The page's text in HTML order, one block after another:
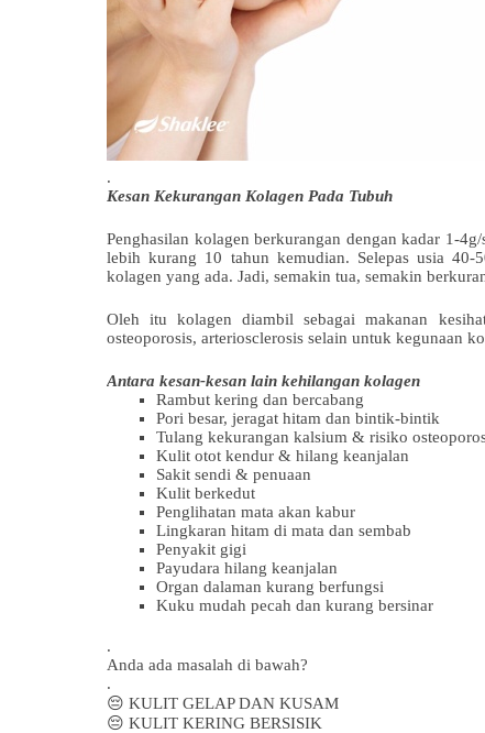
.
Kesan Kekurangan Kolagen Pada Tubuh
Penghasilan kolagen berkurangan dengan kadar 1-
lebih kurang 10 tahun kemudian. Selepas usia
kolagen yang ada. Jadi, semakin tua, semakin
Oleh itu kolagen diambil sebagai makanan
osteoporosis, arteriosclerosis selain untuk kegunaan
Antara kesan-kesan lain kehilangan kolagen
Rambut kering dan bercabang
Pori besar, jeragat hitam dan bintik-bintik
Tulang kekurangan kalsium & risiko
Kulit otot kendur & hilang keanjalan
Sakit sendi & penuaan
Kulit berkedut
Penglihatan mata akan kabur
Lingkaran hitam di mata dan sembab
Penyakit gigi
Payudara hilang keanjalan
Organ dalaman kurang berfungsi
Kuku mudah pecah dan kurang bersinar
.
Anda ada masalah di bawah?
.
😔 KULIT GELAP DAN KUSAM
😔 KULIT KERING BERSISIK